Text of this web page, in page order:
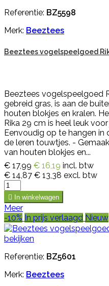
Referentie: BZ5598
Merk: Beeztees
Beeztees vogelspeelgoed
Beeztees vogelspeelgoed
gebreid gras, is aan de
houten blokjes en kralen.
Rika 29 cm is heel leuk
Eenvoudig op te hangen
de leren touwtjes. -
van houten blokjes en...
€ 17,99 € 16,19 incl. btw
€ 14,87 € 13,38 excl. btw
 In winkelwagen
Meer
-10% In prijs verlaagd Nieuw
bekijken
Referentie: BZ5601
Merk: Beeztees